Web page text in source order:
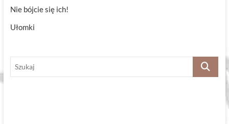
Nie bójcie się ich!
Ułomki
Szukaj